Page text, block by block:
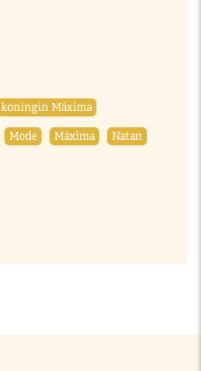
koningin Máxima
Mode Máxima
Natan